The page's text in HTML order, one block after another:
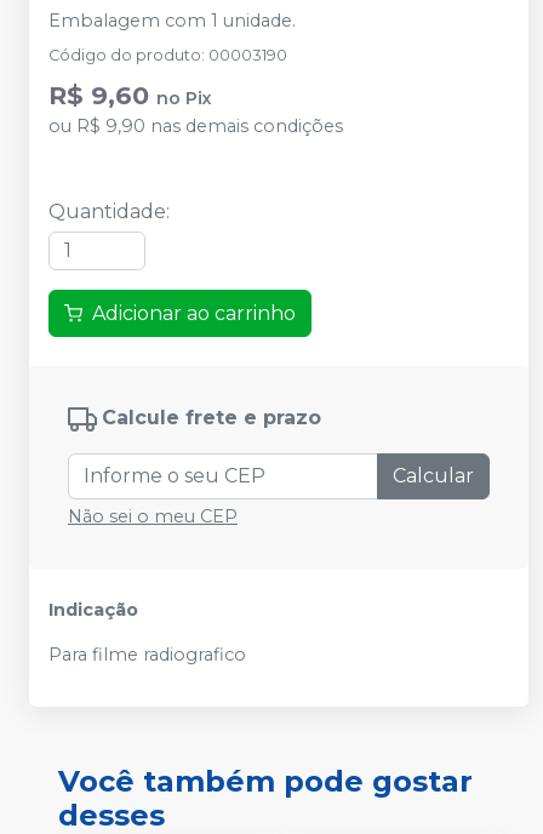
Embalagem com 1 unidade.
Código do produto: 00003190
R$ 9,60 no Pix
ou R$ 9,90 nas demais condições
Quantidade:
Adicionar ao carrinho
Calcule frete e prazo
Calcular
Não sei o meu CEP
Indicação
Para filme radiografico
Você também pode gostar
desses